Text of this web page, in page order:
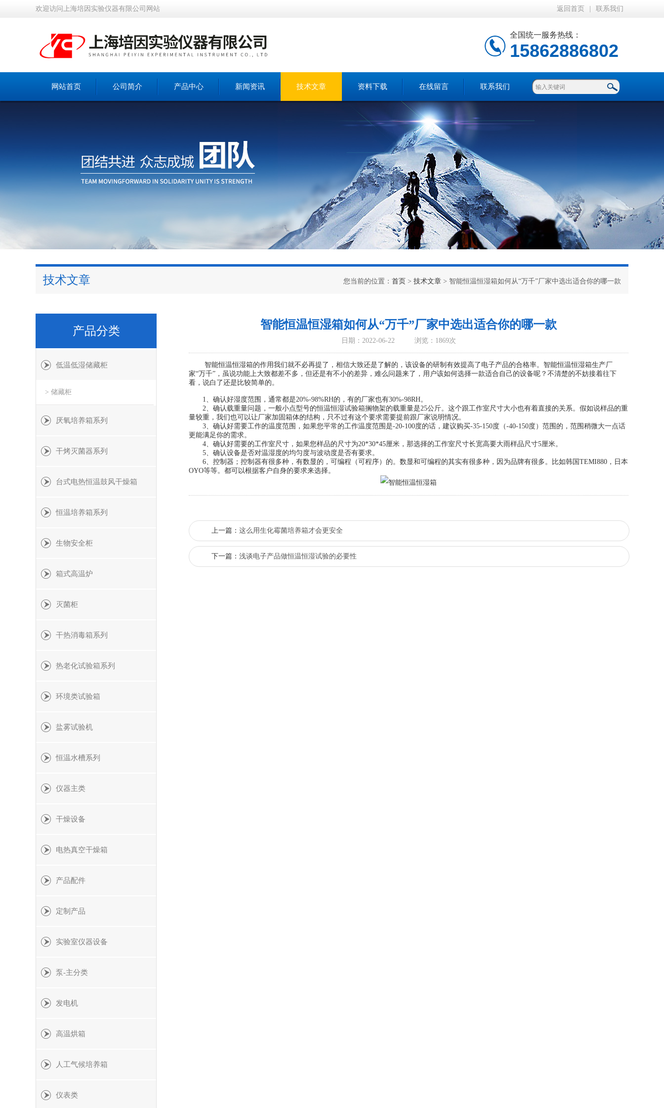
欢迎访问上海培因实验仪器有限公司网站 返回首页 联系我们
全国统一服务热线：
15862886802
网站首页 公司简介 产品中心 新闻资讯 技术文章 资料下载 在线留言 联系我们
技术文章 您当前的位置： 首页 > 技术文章 > 智能恒温恒湿箱如何从“万千”厂家中选出适合你的哪一款
智能恒温恒湿箱如何从“万千”厂家中选出适合你的哪一款
日期：2022-06-22 浏览：1869次
智能恒温恒湿箱的作用我们就不必再提了，相信大致还是了解的，该设备的研制有效提高了电子产品的合格率。智能恒温恒湿箱生产厂
家“万千”，虽说功能上大致都差不多，但还是有不小的差异，难么问题来了，用户该如何选择一款适合自己的设备呢？不清楚的不妨接着往下
看，说白了还是比较简单的。
1、确认好湿度范围，通常都是20%-98%RH的，有的厂家也有30%-98RH。
2、确认载重量问题，一般小点型号的恒温恒湿试验箱搁物架的载重量是25公斤。这个跟工作室尺寸大小也有着直接的关系。假如说样品的重
量较重，我们也可以让厂家加固箱体的结构，只不过有这个要求需要提前跟厂家说明情况。
3、确认好需要工作的温度范围，如果您平常的工作温度范围是-20-100度的话，建议购买-35-150度（-40-150度）范围的，范围稍微大一点话
更能满足你的需求。
4、确认好需要的工作室尺寸，如果您样品的尺寸为20*30*45厘米，那选择的工作室尺寸长宽高要大雨样品尺寸5厘米。
5、确认设备是否对温湿度的均匀度与波动度是否有要求。
6、控制器；控制器有很多种，有数显的，可编程（可程序）的。数显和可编程的其实有很多种，因为品牌有很多。比如韩国TEMI880，日本
OYO等等。都可以根据客户自身的要求来选择。
上一篇： 这么用生化霉菌培养箱才会更安全
下一篇： 浅谈电子产品做恒温恒湿试验的必要性
产品分类
低温低湿储藏柜
> 储藏柜
厌氧培养箱系列
干烤灭菌器系列
台式电热恒温鼓风干燥箱
恒温培养箱系列
生物安全柜
箱式高温炉
灭菌柜
干热消毒箱系列
热老化试验箱系列
环境类试验箱
盐雾试验机
恒温水槽系列
仪器主类
干燥设备
电热真空干燥箱
产品配件
定制产品
实验室仪器设备
泵-主分类
发电机
高温烘箱
人工气候培养箱
仪表类